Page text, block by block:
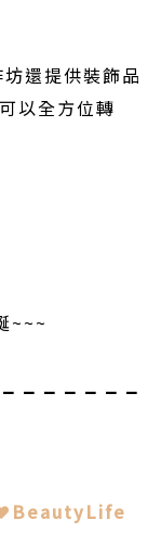
還提供裝飾品
以全方位轉
~~~
_ _ _ _ _ _
BeautyLife